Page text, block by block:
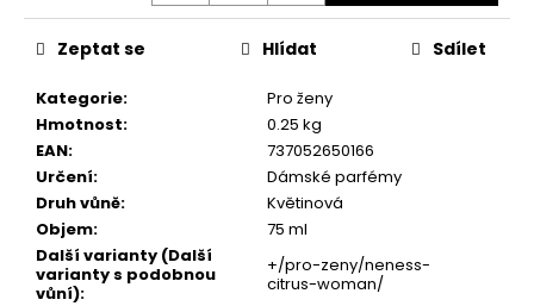
Kategorie:
Pro ženy
Hmotnost:
0.25 kg
EAN:
737052650166
Určení:
Dámské parfémy
Druh vůně:
Květinová
Objem:
75 ml
Další varianty (Další
varianty s podobnou
vůní):
+/pro-zeny/neness-
citrus-woman/
Zeptat se Hlídat Sdílet
VERANO
BLOOM
MIST
299
Kč